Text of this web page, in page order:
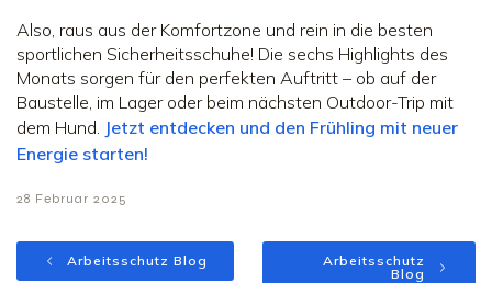
Also, raus aus der Komfortzone und rein in die besten
sportlichen Sicherheitsschuhe! Die sechs Highlights des
Monats sorgen für den perfekten Auftritt – ob auf der
Baustelle, im Lager oder beim nächsten Outdoor-Trip mit
dem Hund. Jetzt entdecken und den Frühling mit neuer
Energie starten!
28 Februar 2025
Arbeitsschutz Blog
Arbeitsschutz
Blog